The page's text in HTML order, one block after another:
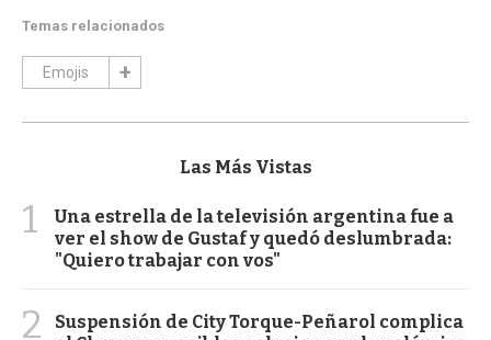
Temas relacionados
Emojis
Las Más Vistas
1
Una estrella de la televisión argentina fue a
ver el show de Gustaf y quedó deslumbrada:
"Quiero trabajar con vos"
2
Suspensión de City Torque-Peñarol complica